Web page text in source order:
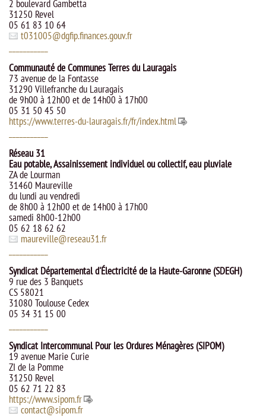
2 boulevard Gambetta
31250 Revel
05 61 83 10 64
t031005@dgfip.finances.gouv.fr
Communauté de Communes Terres du Lauragais
73 avenue de la Fontasse
31290 Villefranche du Lauragais
de 9h00 à 12h00 et de 14h00 à 17h00
05 31 50 45 50
https://www.terres-du-lauragais.fr/fr/index.html
Réseau 31
Eau potable, Assainissement individuel ou collectif, eau pluviale
ZA de Lourman
31460 Maureville
du lundi au vendredi
de 8h00 à 12h00 et de 14h00 à 17h00
samedi 8h00-12h00
05 62 18 62 62
maureville@reseau31.fr
Syndicat Départemental d'Électricité de la Haute-Garonne (SDEGH)
9 rue des 3 Banquets
CS 58021
31080 Toulouse Cedex
05 34 31 15 00
Syndicat Intercommunal Pour les Ordures Ménagères (SIPOM)
19 avenue Marie Curie
ZI de la Pomme
31250 Revel
05 62 71 22 83
https://www.sipom.fr
contact@sipom.fr